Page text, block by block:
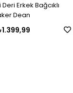
Erkek Bağcıklı
Dean